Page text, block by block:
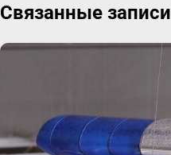
Связанные записи